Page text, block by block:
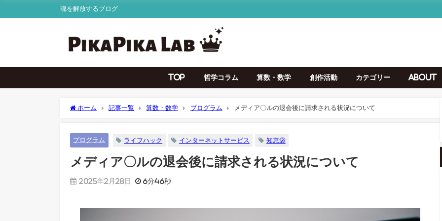
魂を解放するブログ
TOP 哲学コラム 算数・数学 創作活動 カテゴリー About
ホーム 記事一覧 算数・数学 プログラム メディア〇ルの退会後に請求される状況について
プログラム ライフハック インターネットサービス 知恵袋
メディア〇ルの退会後に請求される状況について
2025年2月28日 6分46秒